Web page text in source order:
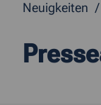
Neuigkeiten